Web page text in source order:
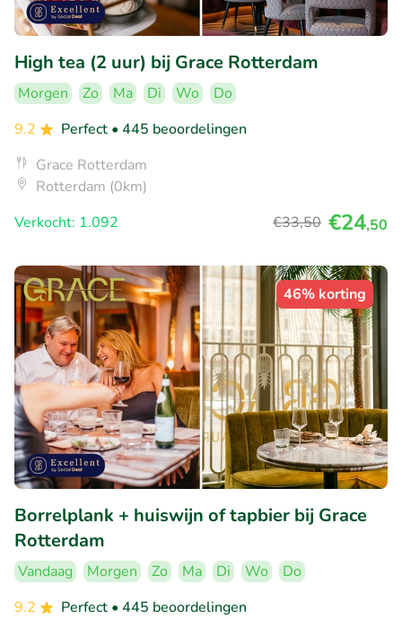
High tea (2 uur) bij Grace Rotterdam
Morgen Zo Ma Di Wo
Do
9.2
Perfect • 445 beoordelingen
Grace Rotterdam
Rotterdam (0km)
Verkocht: 1.092
€33,50 €24,50
46% korting
Borrelplank + huiswijn of tapbier bij Grace
Rotterdam
Vandaag Morgen Zo Ma Di Wo
Do
9.2
Perfect • 445 beoordelingen